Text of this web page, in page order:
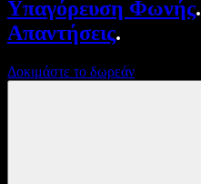
Υπαγόρευση Φωνής.
Απαντήσεις.
Δοκιμάστε το δωρεάν